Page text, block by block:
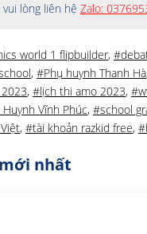
lòng liên hệ Zalo:
world 1 flipbuilder,
, #Phụ huynh Thanh Hà
, #lịch thi amo 2023,
Vĩnh Phúc, #school
, #tài khoản razkid free,
nhất